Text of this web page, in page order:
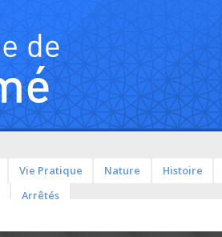
Vie Pratique Nature Histoire
Arrêtés